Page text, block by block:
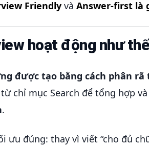
Friendly và Answer-first là
hoạt động như
được tạo bằng cách phân rã
chỉ mục Search để tổng hợp
.
ưu đúng: thay vì viết “cho đủ